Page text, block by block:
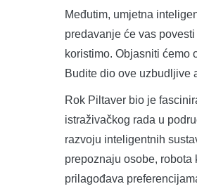
Međutim, umjetna
predavanje će vas
koristimo. Objasniti ćemo
Budite dio ove uzbudljive
Rok Piltaver bio je
istraživačkog rada u
razvoju inteligentnih
prepoznaju osobe,
prilagođava